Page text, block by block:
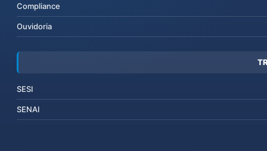
Compliance
Ouvidoria
SESI
SENAI